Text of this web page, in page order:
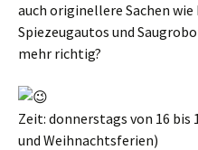
auch originellere Sachen
Spiezeugautos und
mehr richtig?
Zeit: donnerstags von 16 bis
und Weihnachtsferien)